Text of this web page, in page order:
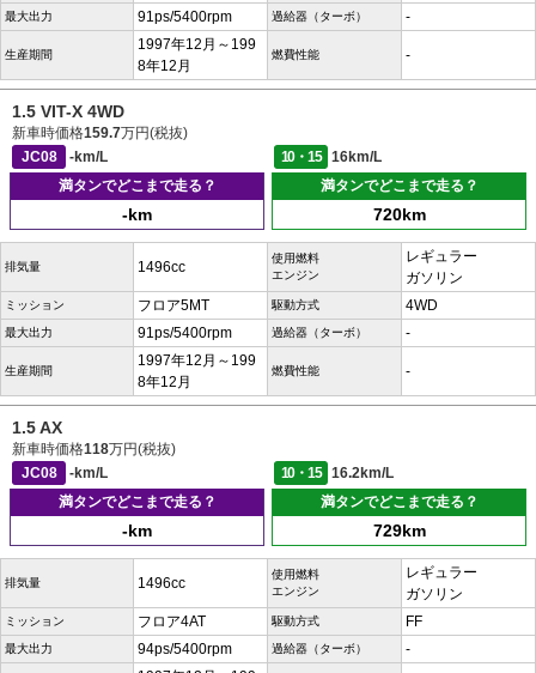
最大出力 91ps/5400rpm 過給器（ターボ） -
生産期間
1997年12月～199
8年12月
燃費性能 -
1.5 VIT-X 4WD
新車時価格159.7万円(税抜)
JC08
-km/L 10・15
16km/L
満タンでどこまで走る？
-km
満タンでどこまで走る？
720km
排気量 1496cc
使用燃料
エンジン
レギュラー
ガソリン
ミッション フロア5MT 駆動方式 4WD
最大出力 91ps/5400rpm 過給器（ターボ） -
生産期間
1997年12月～199
8年12月
燃費性能 -
1.5 AX
新車時価格118万円(税抜)
JC08
-km/L 10・15
16.2km/L
満タンでどこまで走る？
-km
満タンでどこまで走る？
729km
排気量 1496cc
使用燃料
エンジン
レギュラー
ガソリン
ミッション フロア4AT 駆動方式 FF
最大出力 94ps/5400rpm 過給器（ターボ）
-